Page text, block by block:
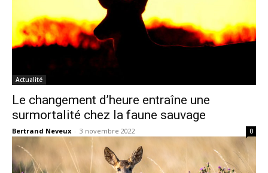
Actualité
Le changement d’heure entraîne une
surmortalité chez la faune sauvage
Bertrand Neveux - 3 novembre 2022 0